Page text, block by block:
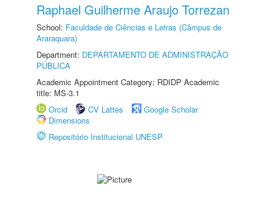
Raphael Guilherme Araujo Torrezan
School: Faculdade de Ciências e Letras (Câmpus de
Araraquara)
Department: DEPARTAMENTO DE ADMINISTRAÇÃO
PÚBLICA
Academic Appointment Category: RDIDP Academic
title: MS-3.1
Orcid
CV Lattes
Google Scholar
Dimensions
Repositório Institucional UNESP